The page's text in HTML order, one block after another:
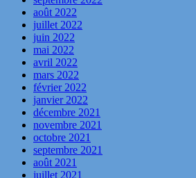
août 2022
juillet 2022
juin 2022
mai 2022
avril 2022
mars 2022
février 2022
janvier 2022
décembre 2021
novembre 2021
octobre 2021
septembre 2021
août 2021
juillet 2021